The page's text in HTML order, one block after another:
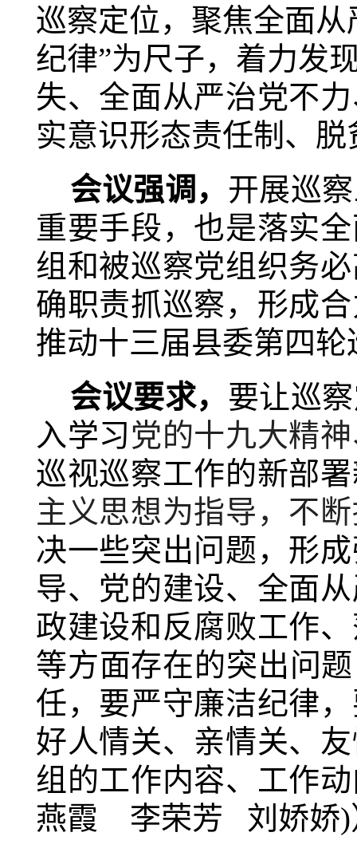
巡察定位，聚焦全面
纪律”为尺子，着力发
失、全面从严治党不
实意识形态责任制、
会议强调， 开展巡
重要手段，也是落实
组和被巡察党组织务
确职责抓巡察，形成
推动十三届县委第四
会议要求， 要让巡
入学习党的十九大精
巡视巡察工作的新部
主义思想为指导，不
决一些突出问题，形
导、党的建设、全面
政建设和反腐败工作
等方面存在的突出问
任，要严守廉洁纪律
好人情关、亲情关、
组的工作内容、工作
燕霞 李荣芳 刘娇娇)